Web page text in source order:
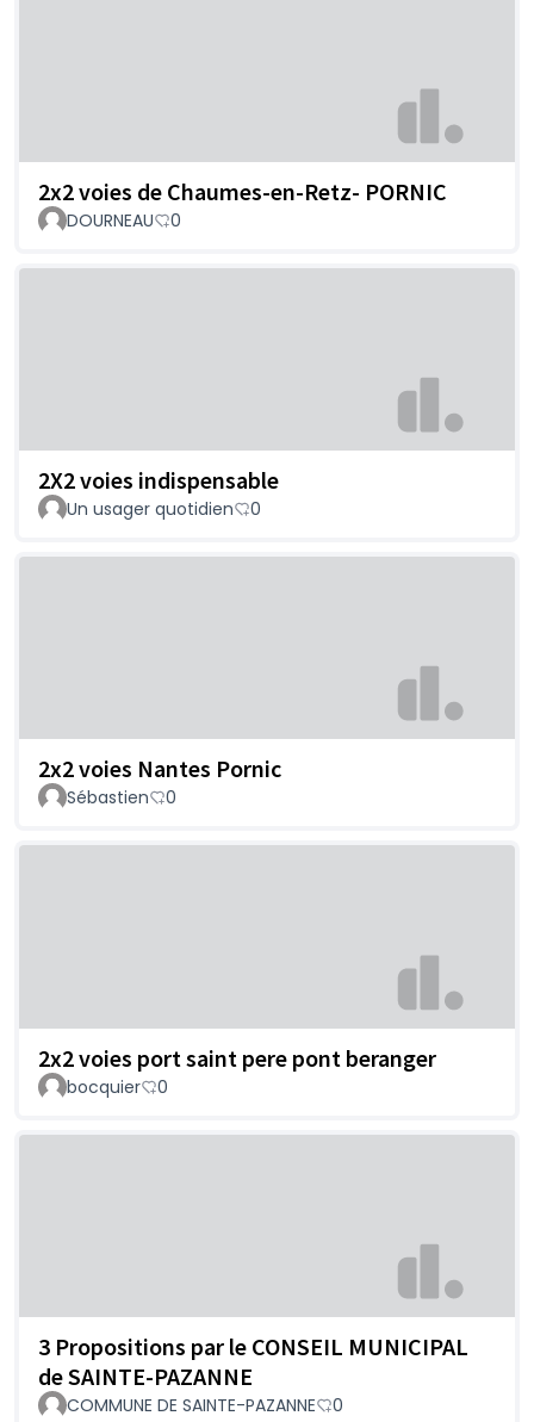
2x2 voies de Chaumes-en-Retz- PORNIC
DOURNEAU 0
2X2 voies indispensable
Un usager quotidien 0
2x2 voies Nantes Pornic
Sébastien 0
2x2 voies port saint pere pont beranger
bocquier 0
3 Propositions par le CONSEIL MUNICIPAL
de SAINTE-PAZANNE
COMMUNE DE SAINTE-PAZANNE 0